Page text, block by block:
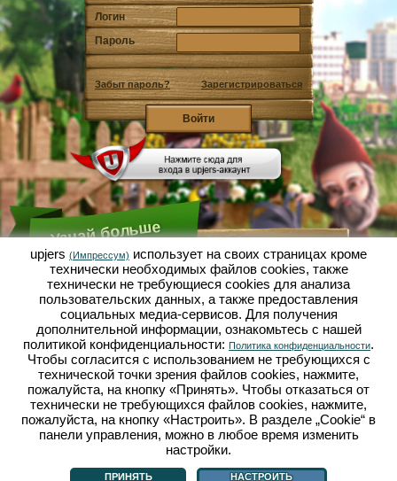
Логин
Пароль
Забыт пароль? Зарегистрироваться
Узнай больше
Что такое Садовая Империя?
Садовая Империя - это экономический симулятор, в
котором всё вертится вокруг микрокосмоса сад-
огород. Эта бесплатная браузерная игра онлайн
открывается полностью в твоём браузере без
каких-либо скачиваний или установки каких-либо
программ! Играя роль гнома-садовода ты
выращиваешь в Садовой Империи свой
собственный маленький садовый рай. Сеять,
сажать, поливать, собирать урожай: у тебя есть
выбор между разными сортами овощей и фруктов:
помидорами, репчатым луком, клубникой, морковью
или может ещё лучше, салатом? Посети городок
Дачное, в нём ты можешь торговать с другими
садоводами, покупать новые растения и декор,
выполнять желания твоих покупателей и
Что такое Садовая Империя?|Сюжет
Импрессум|Браузерные игры - Upjers.com|Настроить cookies
upjers (Импрессум) использует на своих страницах кроме
технически необходимых файлов сookies, также
технически не требующиеся cookies для анализа
пользовательских данных, а также предоставления
социальных медиа-сервисов. Для получения
дополнительной информации, ознакомьтесь с нашей
политикой конфиденциальности: Политика конфиденциальности.
Чтобы согласится с использованием не требующихся с
технической точки зрения файлов cookies, нажмите,
пожалуйста, на кнопку «Принять». Чтобы отказаться от
технически не требующихся файлов cookies, нажмите,
пожалуйста, на кнопку «Настроить». В разделе „Cookie“ в
панели управления, можно в любое время изменить
настройки.
ПРИНЯТЬ НАСТРОИТЬ